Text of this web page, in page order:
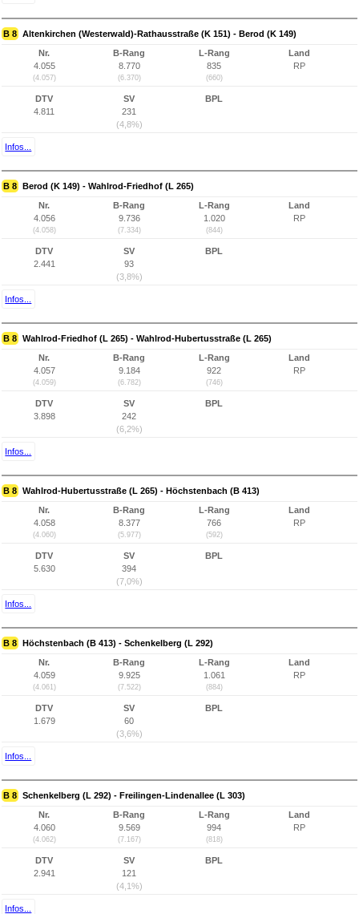
B 8 Altenkirchen (Westerwald)-Rathausstraße (K 151) - Berod (K 149)
Nr.
4.055
(4.057)
B-Rang
8.770
(6.370)
L-Rang
835
(660)
Land
RP
DTV
4.811
SV
231
(4,8%)
BPL
Infos...
B 8 Berod (K 149) - Wahlrod-Friedhof (L 265)
Nr.
4.056
(4.058)
B-Rang
9.736
(7.334)
L-Rang
1.020
(844)
Land
RP
DTV
2.441
SV
93
(3,8%)
BPL
Infos...
B 8 Wahlrod-Friedhof (L 265) - Wahlrod-Hubertusstraße (L 265)
Nr.
4.057
(4.059)
B-Rang
9.184
(6.782)
L-Rang
922
(746)
Land
RP
DTV
3.898
SV
242
(6,2%)
BPL
Infos...
B 8 Wahlrod-Hubertusstraße (L 265) - Höchstenbach (B 413)
Nr.
4.058
(4.060)
B-Rang
8.377
(5.977)
L-Rang
766
(592)
Land
RP
DTV
5.630
SV
394
(7,0%)
BPL
Infos...
B 8 Höchstenbach (B 413) - Schenkelberg (L 292)
Nr.
4.059
(4.061)
B-Rang
9.925
(7.522)
L-Rang
1.061
(884)
Land
RP
DTV
1.679
SV
60
(3,6%)
BPL
Infos...
B 8 Schenkelberg (L 292) - Freilingen-Lindenallee (L 303)
Nr.
4.060
(4.062)
B-Rang
9.569
(7.167)
L-Rang
994
(818)
Land
RP
DTV
2.941
SV
121
(4,1%)
BPL
Infos...